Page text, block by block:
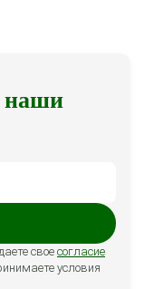
наши
свое согласие
условия